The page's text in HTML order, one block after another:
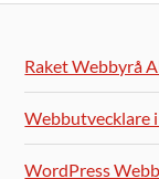
Raket Webbyrå
Webbutvecklare
WordPress